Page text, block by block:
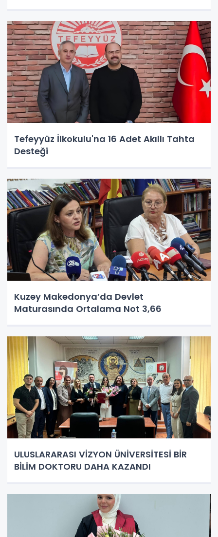
Tefeyyüz İlkokulu'na 16 Adet Akıllı Tahta
Desteği
Kuzey Makedonya’da Devlet
Maturasında Ortalama Not 3,66
ULUSLARARASI VİZYON ÜNİVERSİTESİ BİR
BİLİM DOKTORU DAHA KAZANDI